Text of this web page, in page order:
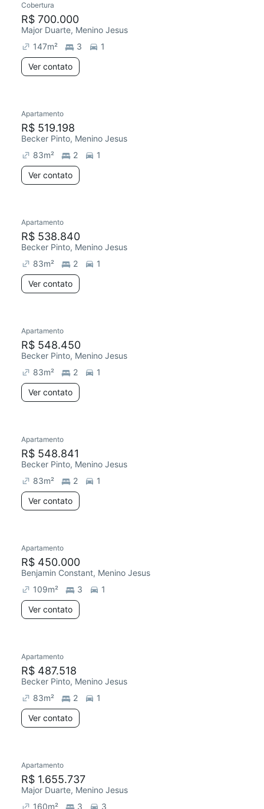
Cobertura
R$ 700.000
Major Duarte, Menino Jesus
147m² 3
1
Ver contato
Apartamento
R$ 519.198
Becker Pinto, Menino Jesus
83m² 2
1
Ver contato
Apartamento
R$ 538.840
Becker Pinto, Menino Jesus
83m² 2
1
Ver contato
Apartamento
R$ 548.450
Becker Pinto, Menino Jesus
83m² 2
1
Ver contato
Apartamento
R$ 548.841
Becker Pinto, Menino Jesus
83m² 2
1
Ver contato
Apartamento
R$ 450.000
Benjamin Constant, Menino Jesus
109m² 3
1
Ver contato
Apartamento
R$ 487.518
Becker Pinto, Menino Jesus
83m² 2
1
Ver contato
Apartamento
R$ 1.655.737
Major Duarte, Menino Jesus
160m² 3 3